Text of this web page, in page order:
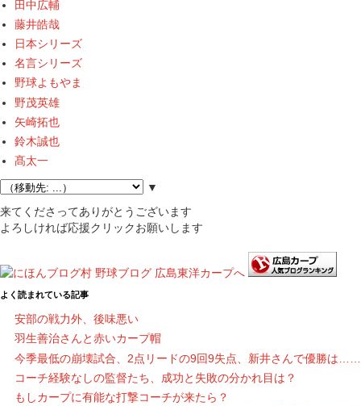
田中広輔
藤井皓哉
日本シリーズ
名言シリーズ
野球よもやま
野茂英雄
矢崎拓也
鈴木誠也
髙太一
▼
来てくださってありがとうございます
よろしければ応援クリックお願いします
よく読まれている記事
安部の戦力外、後味悪い
羽生善治さんと赤いカープ帽
今季最低の崩壊試合、2点リードの9回9失点、新井さんで優勝は……
コーチ経験なしの監督たち、成功と失敗の分かれ目は？
もしカープに有能な打撃コーチが来たら？